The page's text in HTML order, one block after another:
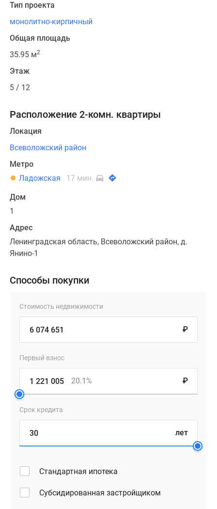
Тип проекта
монолитно-кирпичный
Общая площадь
35.95 м2
Этаж
5 / 12
Расположение 2-комн. квартиры
Локация
Всеволожский район
Метро
Ладожская
17 мин.
Дом
1
Адрес
Ленинградская область, Всеволожский район, д.
Янино-1
Способы покупки
Стоимость недвижимости
₽
Первый взнос
₽
20.1%
Срок кредита
лет
Стандартная ипотека
Субсидированная застройщиком